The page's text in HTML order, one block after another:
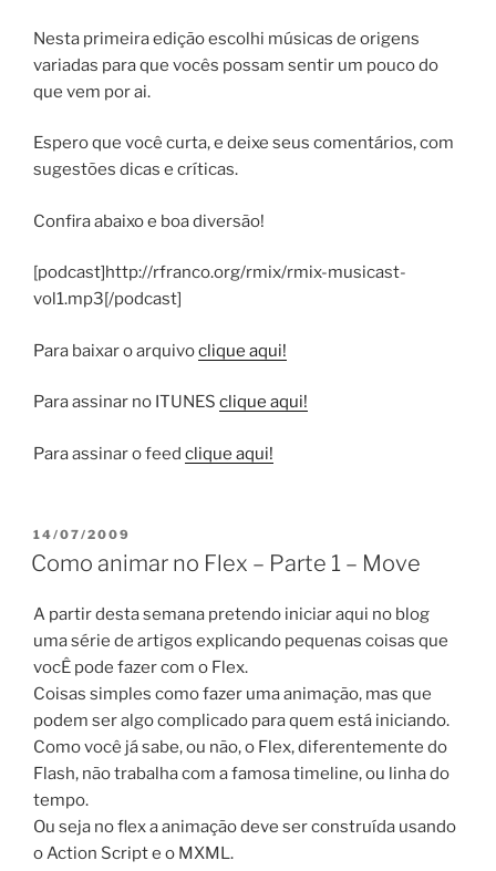
Nesta primeira edição escolhi músicas de origens
variadas para que vocês possam sentir um pouco do
que vem por ai.
Espero que você curta, e deixe seus comentários, com
sugestões dicas e críticas.
Confira abaixo e boa diversão!
[podcast]http://rfranco.org/rmix/rmix-musicast-
vol1.mp3[/podcast]
Para baixar o arquivoclique aqui!
Para assinar no ITUNES clique aqui!
Para assinar o feed clique aqui!
PUBLICADO
EM
14/07/2009
Como animar no Flex – Parte 1 – Move
A partir desta semana pretendo iniciar aqui no blog
uma série de artigos explicando pequenas coisas que
vocÊ pode fazer com o Flex.
Coisas simples como fazer uma animação, mas que
podem ser algo complicado para quem está iniciando.
Como você já sabe, ou não, o Flex, diferentemente do
Flash, não trabalha com a famosa timeline, ou linha do
tempo.
Ou seja no flex a animação deve ser construída usando
o Action Script e o MXML.